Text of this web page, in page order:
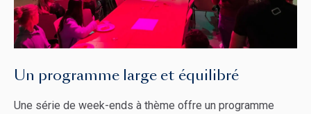
Un programme large et équilibré
Une série de week-ends à thème offre un programme